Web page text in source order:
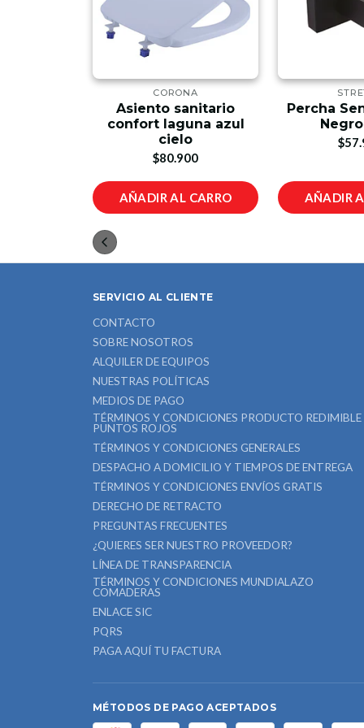
CORONA
Asiento sanitario
confort laguna azul
cielo
$80.900
AÑADIR AL CARRO
Percha
AÑADIR
SERVICIO AL CLIENTE
CONTACTO
SOBRE NOSOTROS
ALQUILER DE EQUIPOS
NUESTRAS POLÍTICAS
MEDIOS DE PAGO
TÉRMINOS Y CONDICIONES PRODUCTO REDIMIBLE
PUNTOS ROJOS
TÉRMINOS Y CONDICIONES GENERALES
DESPACHO A DOMICILIO Y TIEMPOS DE ENTREGA
TÉRMINOS Y CONDICIONES ENVÍOS GRATIS
DERECHO DE RETRACTO
PREGUNTAS FRECUENTES
¿QUIERES SER NUESTRO PROVEEDOR?
LÍNEA DE TRANSPARENCIA
TÉRMINOS Y CONDICIONES MUNDIALAZO
COMADERAS
ENLACE SIC
PQRS
PAGA AQUÍ TU FACTURA
MÉTODOS DE PAGO ACEPTADOS